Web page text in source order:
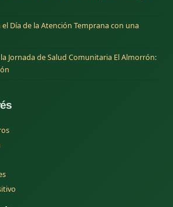
Día de la Atención Temprana con una
Jornada de Salud Comunitaria El Almorrón:
en una nueva pestana)
(se abre en una nueva pestana)